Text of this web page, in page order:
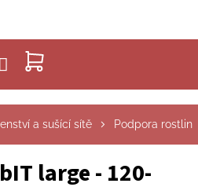
NÁKUPNÍ
KOŠÍK
a sušící sítě Podpora rostlin
large - 120-